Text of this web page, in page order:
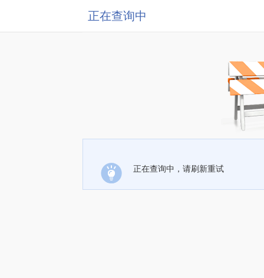
正在查询中
正在查询中，请刷新重试